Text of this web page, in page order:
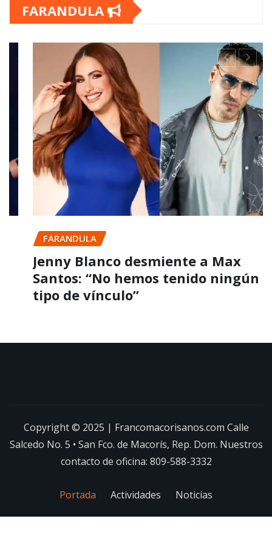
FARANDULA
FARANDULA
Jenny Blanco desmiente a Max
Santos: “No hemos tenido ningún
tipo de vínculo”
Copyright © 2025 | Francomacorisanos.com Calle
Salcedo No. 5 • San Fco. de Macorís, Rep. Dom. Nuestros
contacto de oficina: 809-588-3332
Portada Actividades Noticias